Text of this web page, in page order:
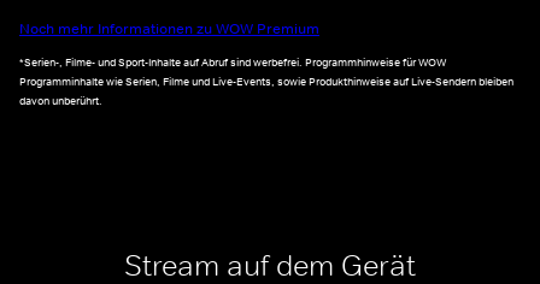
Noch mehr Informationen zu WOW Premium
*Serien-, Filme- und Sport-Inhalte auf Abruf sind werbefrei. Programmhinweise für WOW
Programminhalte wie Serien, Filme und Live-Events, sowie Produkthinweise auf Live-Sendern bleiben
davon unberührt.
Stream auf dem Gerät